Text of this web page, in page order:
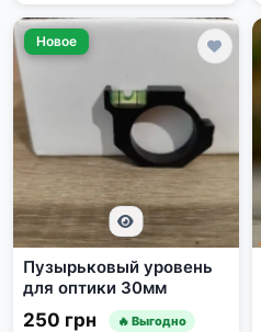
Новое
Пузырьковый уровень
для оптики 30мм
250 грн 🔥 Выгодно